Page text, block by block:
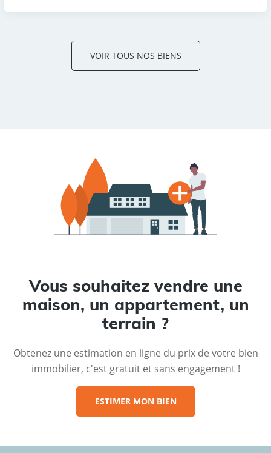
VOIR TOUS NOS BIENS
Vous souhaitez vendre une
maison, un appartement, un
terrain ?
Obtenez une estimation en ligne du prix de votre bien
immobilier, c'est gratuit et sans engagement !
ESTIMER MON BIEN